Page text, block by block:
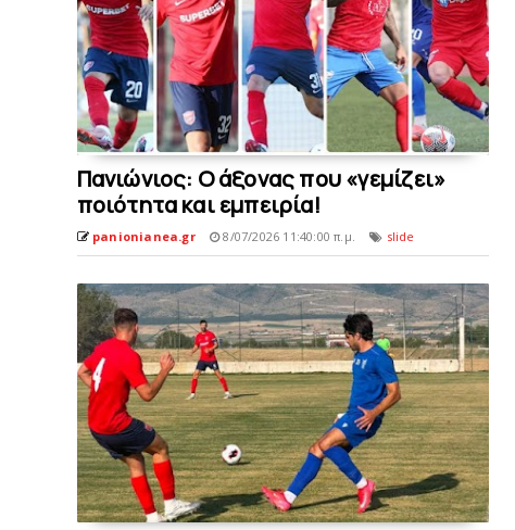
Πανιώνιος: O άξονας που «γεμίζει»
ποιότητα και εμπειρία!
panionianea.gr 8/07/2026 11:40:00 π.μ. slide